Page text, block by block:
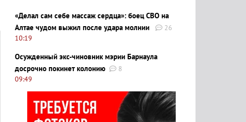
«Делал сам себе массаж сердца»: боец СВО на
Алтае чудом выжил после удара молнии
26
10:19
Осужденный экс-чиновник мэрии Барнаула
досрочно покинет колонию
8
09:49